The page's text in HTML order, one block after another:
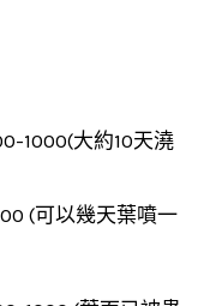
1000(大約10天澆
(可以幾天葉噴一